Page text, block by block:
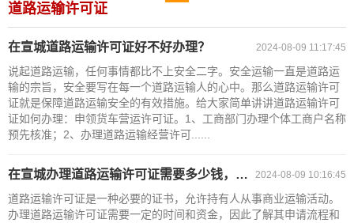
道路运输许可证
2024-08-09 11:17:45
在宣城道路运输许可证好不好办理？
说起道路运输，任何事情都比不上安全二字。安全运输一直是道路运
输的宗旨，安全要写在每一个道路运输人的心中。那么道路运输许可
证就是保障道路运输安全的有效措施。给大家简单讲讲道路运输许可
证如何办理：申领货车营运许可证。1、工商部门办理个体工商户名称
预先核准；2、办理道路运输经营许可......
2024-08-09 10:16:45
在宣城办理道路运输许可证需要多少钱，需要什么手续？
道路运输许可证是一种必要的证书，允许持有人从事商业运输活动。
办理道路运输许可证需要一定的时间和资金，因此了解其申请流程和